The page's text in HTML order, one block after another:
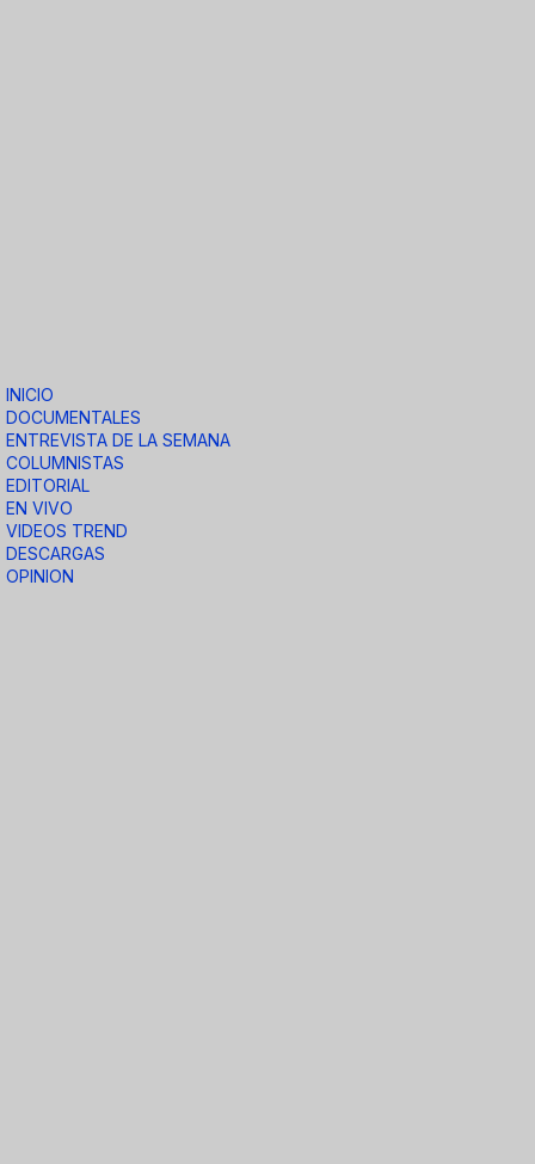
INICIO
DOCUMENTALES
ENTREVISTA DE LA SEMANA
COLUMNISTAS
EDITORIAL
EN VIVO
VIDEOS TREND
DESCARGAS
OPINION